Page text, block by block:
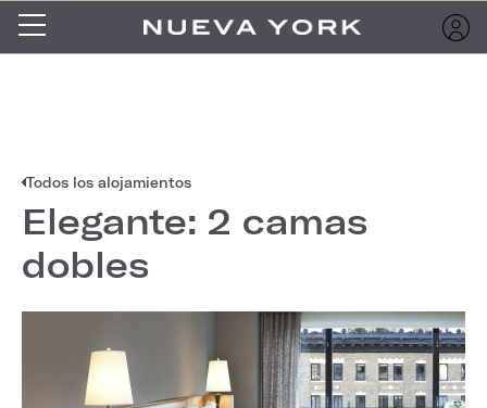
Todos los alojamientos
Elegante: 2 camas
dobles